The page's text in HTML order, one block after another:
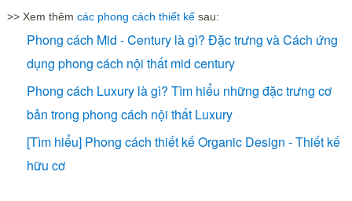
>> Xem thêm các phong cách thiết kếsau:
Phong cách Mid - Century là gì? Đặc trưng và Cách ứng
dụng phong cách nội thất mid century
Phong cách Luxury là gì? Tìm hiểu những đặc trưng cơ
bản trong phong cách nội thất Luxury
[Tìm hiểu] Phong cách thiết kế Organic Design - Thiết kế
hữu cơ